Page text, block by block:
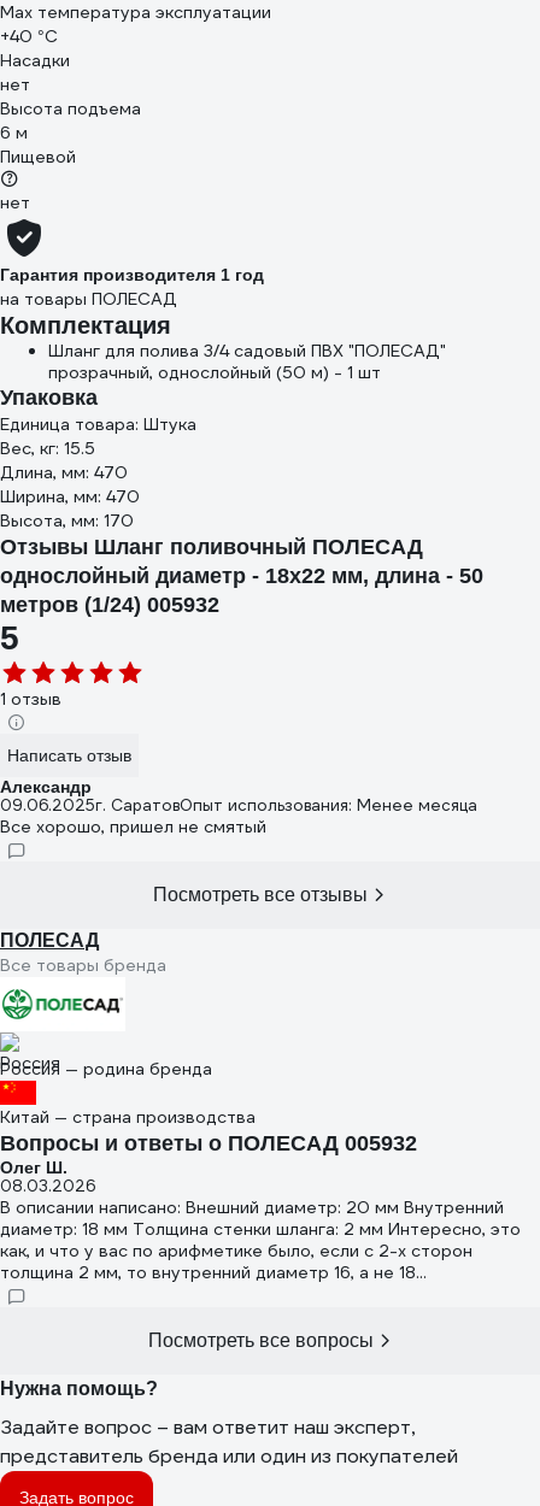
Мах температура эксплуатации
+40 °С
Насадки
нет
Высота подъема
6 м
Пищевой
нет
Гарантия производителя 1 год
на товары ПОЛЕСАД
Комплектация
Шланг для полива 3/4 садовый ПВХ "ПОЛЕСАД"
прозрачный, однослойный (50 м) - 1 шт
Упаковка
Единица товара: Штука
Вес, кг: 15.5
Длина, мм: 470
Ширина, мм: 470
Высота, мм: 170
Отзывы Шланг поливочный ПОЛЕСАД
однослойный диаметр - 18х22 мм, длина - 50
метров (1/24) 005932
5
1 отзыв
Написать отзыв
Александр
09.06.2025г. СаратовОпыт использования: Менее месяца
Все хорошо, пришел не смятый
Посмотреть все отзывы
ПОЛЕСАД
Все товары бренда
Россия — родина бренда
Китай — страна производства
Вопросы и ответы о ПОЛЕСАД 005932
Олег Ш.
08.03.2026
В описании написано: Внешний диаметр: 20 мм Внутренний
диаметр: 18 мм Толщина стенки шланга: 2 мм Интересно, это
как, и что у вас по арифметике было, если с 2-х сторон
толщина 2 мм, то внутренний диаметр 16, а не 18...
Посмотреть все вопросы
Нужна помощь?
Задайте вопрос – вам ответит наш эксперт,
представитель бренда или один из покупателей
Задать вопрос